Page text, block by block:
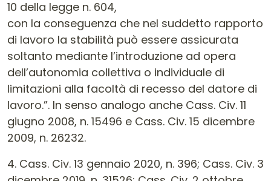
10 della legge n. 604,
con la conseguenza che nel suddetto rapporto
di lavoro la stabilità può essere assicurata
soltanto mediante l’introduzione ad opera
dell’autonomia collettiva o individuale di
limitazioni alla facoltà di recesso del datore di
lavoro.”. In senso analogo anche Cass. Civ. 11
giugno 2008, n. 15496 e Cass. Civ. 15 dicembre
2009, n. 26232.
4. Cass. Civ. 13 gennaio 2020, n. 396; Cass. Civ. 3